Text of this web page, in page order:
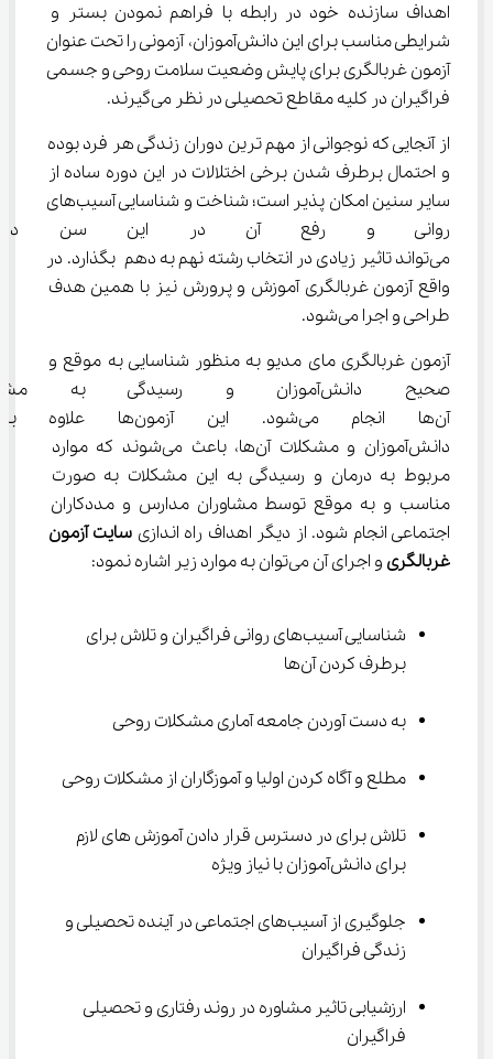
اهداف سازنده خود در رابطه با فراهم نمودن بستر و
شرایطی مناسب برای این دانش‌آموزان، آزمونی را تحت عنوان
آزمون غربالگری برای پایش وضعیت سلامت روحی و جسمی
فراگیران در کلیه مقاطع تحصیلی در نظر می‌گیرند.
از آنجایی که نوجوانی از مهم ترین دوران زندگی هر فرد بوده
و احتمال برطرف شدن برخی اختلالات در این دوره ساده از
سایر سنین امکان پذیر است؛ شناخت و شناسایی آسیب‌های
روانی و رفع آن در این سن
می‌تواند تاثیر زیادی در انتخاب رشته نهم به دهم بگذارد. در
واقع آزمون غربالگری آموزش و پرورش نیز با همین هدف
طراحی و اجرا می‌شود.
آزمون غربالگری مای مدیو به منظور شناسایی به موقع و
صحیح دانش‌آموزان و رسیدگی
آن‌ها انجام می‌شود. این
دانش‌آموزان و مشکلات آن‌ها، باعث می‌شوند که موارد
مربوط به درمان و رسیدگی به این مشکلات به صورت
مناسب و به موقع توسط مشاوران مدارس و مددکاران
اجتماعی انجام شود. از دیگر اهداف راه اندازی سایت آزمون
غربالگری و اجرای آن می‌توان به موارد زیر اشاره نمود:
شناسایی آسیب‌های روانی فراگیران و تلاش برای
برطرف کردن آن‌ها
به دست آوردن جامعه آماری مشکلات روحی
مطلع و آگاه کردن اولیا و آموزگاران از مشکلات روحی
تلاش برای در دسترس قرار دادن آموزش های لازم
برای دانش‌آموزان با نیاز ویژه
جلوگیری از آسیب‌های اجتماعی در آینده تحصیلی و
زندگی فراگیران
ارزشیابی تاثیر مشاوره در روند رفتاری و تحصیلی
فراگیران